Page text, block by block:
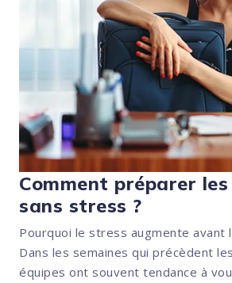
Comment préparer les
sans stress ?
Pourquoi le stress augmente avant
Dans les semaines qui précèdent
équipes ont souvent tendance à